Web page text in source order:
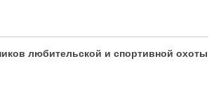
любительской и спортивной охоты